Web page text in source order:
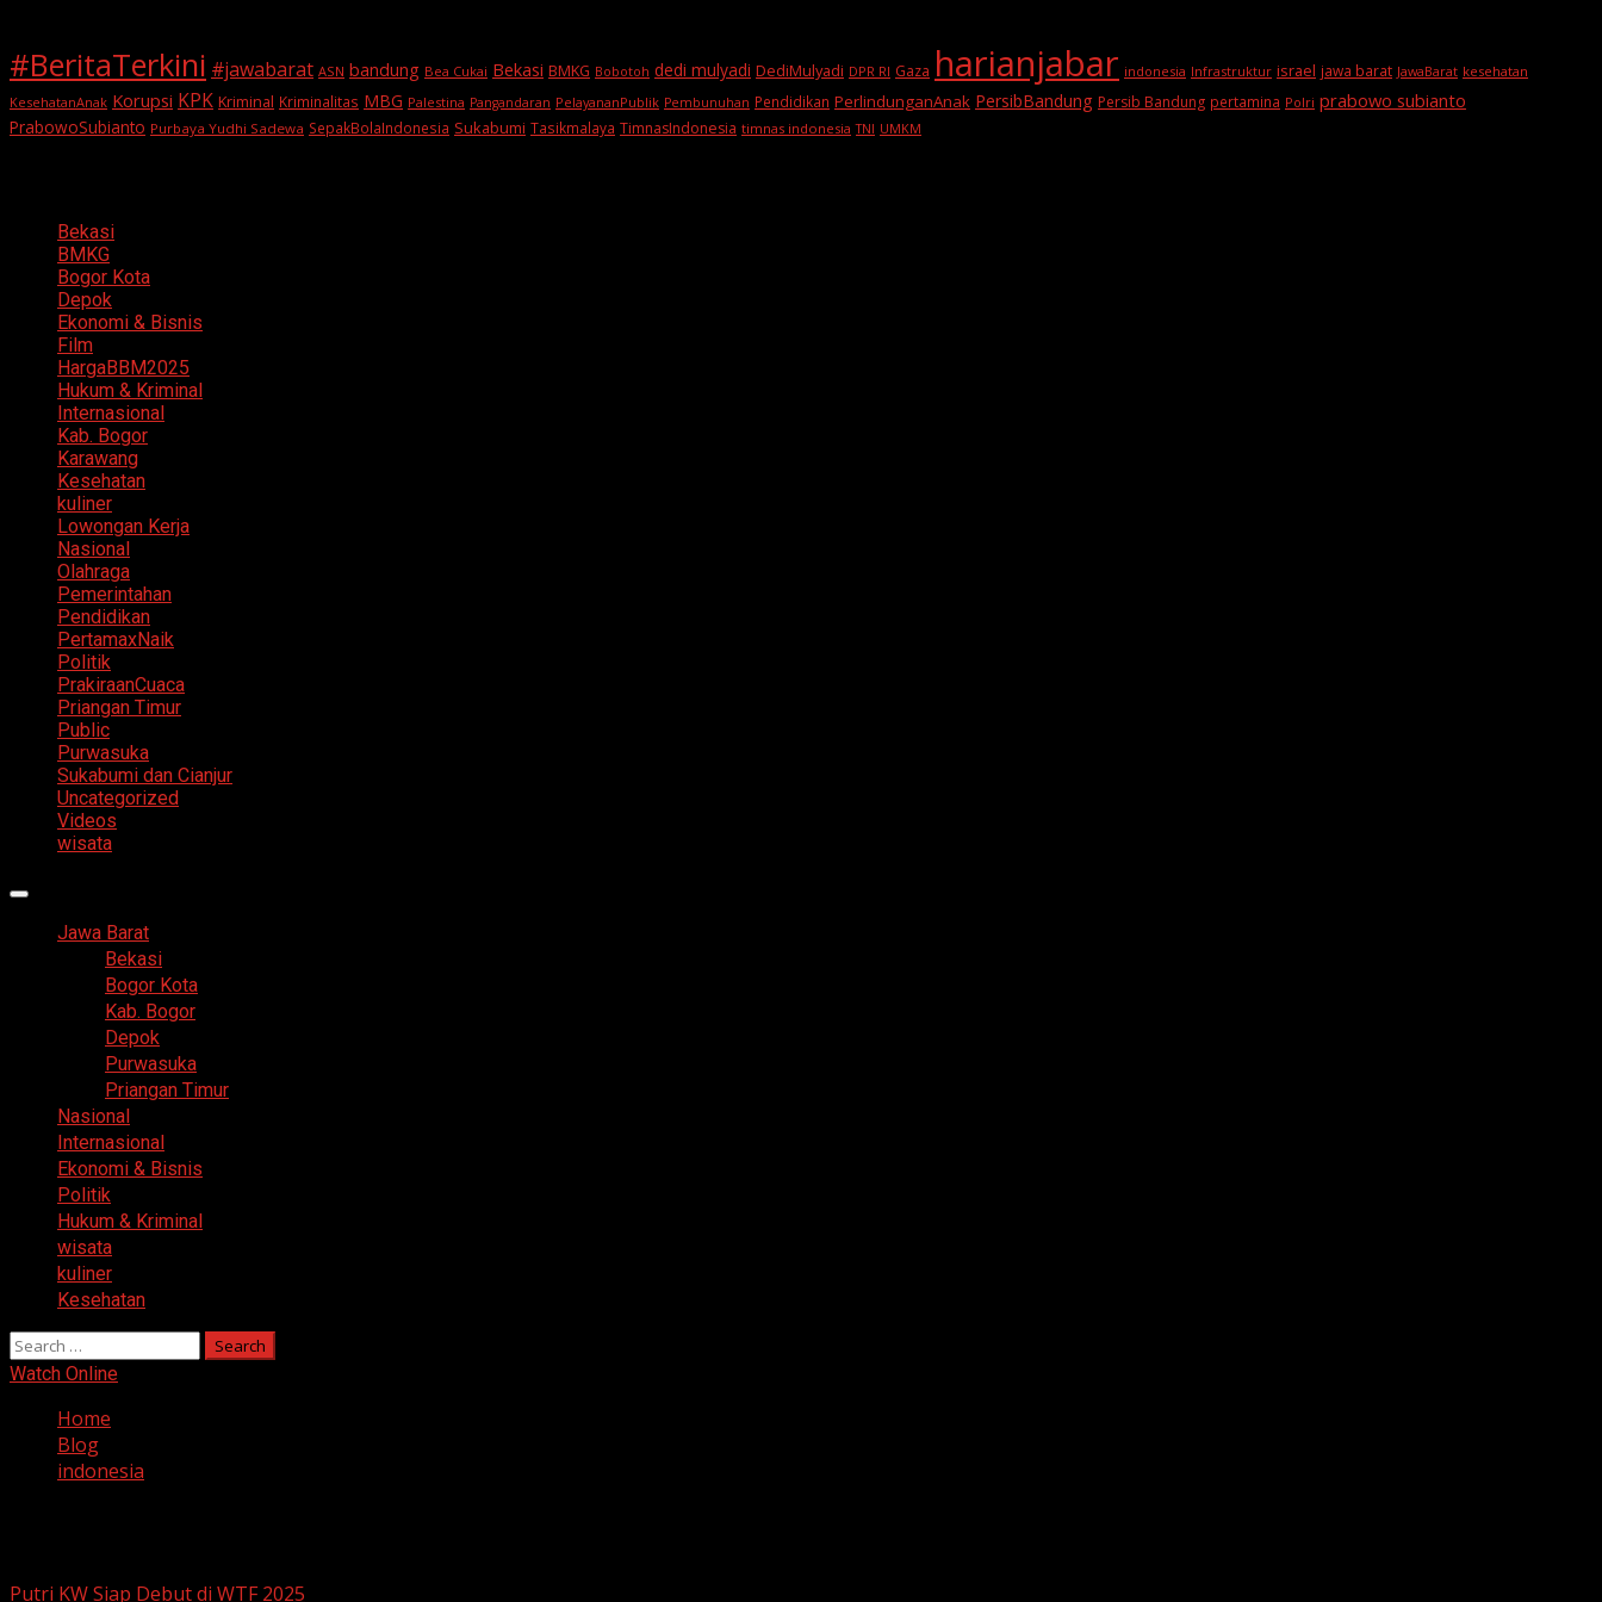
#BeritaTerkini #jawabarat ASN bandung Bea Cukai Bekasi BMKG Bobotoh dedi mulyadi DediMulyadi DPR RI Gaza harianjabar indonesia Infrastruktur israel jawa barat JawaBarat kesehatan
KesehatanAnak Korupsi KPK Kriminal Kriminalitas MBG Palestina Pangandaran PelayananPublik Pembunuhan Pendidikan PerlindunganAnak PersibBandung Persib Bandung pertamina Polri prabowo subianto
PrabowoSubianto Purbaya Yudhi Sadewa SepakBolaIndonesia Sukabumi Tasikmalaya TimnasIndonesia timnas indonesia TNI UMKM
Bekasi
BMKG
Bogor Kota
Depok
Ekonomi & Bisnis
Film
HargaBBM2025
Hukum & Kriminal
Internasional
Kab. Bogor
Karawang
Kesehatan
kuliner
Lowongan Kerja
Nasional
Olahraga
Pemerintahan
Pendidikan
PertamaxNaik
Politik
PrakiraanCuaca
Priangan Timur
Public
Purwasuka
Sukabumi dan Cianjur
Uncategorized
Videos
wisata
Primary
Jawa Barat
Bekasi
Bogor Kota
Kab. Bogor
Depok
Purwasuka
Priangan Timur
Nasional
Internasional
Ekonomi & Bisnis
Politik
Hukum & Kriminal
wisata
kuliner
Kesehatan
Search
for:
Watch Online
Home
Blog
indonesia
Putri KW Siap Debut di WTF 2025